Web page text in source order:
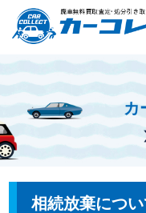
カ
ホーム カ
相続放棄につ